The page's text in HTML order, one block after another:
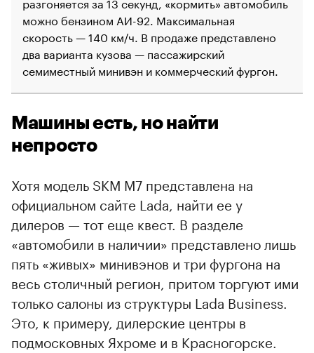
можно бензином АИ-92. Максимальная
скорость — 140 км/ч. В продаже представлено
два варианта кузова — пассажирский
семиместный минивэн и коммерческий фургон.
Машины есть, но найти
непросто
Хотя модель SKM M7 представлена на
официальном сайте Lada, найти ее у
дилеров — тот еще квест. В разделе
«автомобили в наличии» представлено лишь
пять «живых» минивэнов и три фургона на
весь столичный регион, притом торгуют ими
только салоны из структуры Lada Business.
Это, к примеру, дилерские центры в
подмосковных Яхроме и в Красногорске.